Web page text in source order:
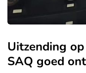
Uitzending
SAQ goed